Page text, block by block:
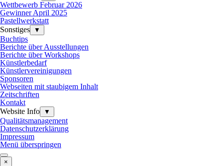
Wettbewerb Februar 2026
Gewinner April 2025
Pastellwerkstatt
Sonstiges
▼
Buchtips
Berichte über Ausstellungen
Berichte über Workshops
Künstlerbedarf
Künstlervereinigungen
Sponsoren
Webseiten mit staubigem Inhalt
Zeitschriften
Kontakt
Website Info
▼
Qualitätsmanagement
Datenschutzerklärung
Impressum
Menü überspringen
×